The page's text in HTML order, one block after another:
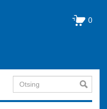
0
Otsing